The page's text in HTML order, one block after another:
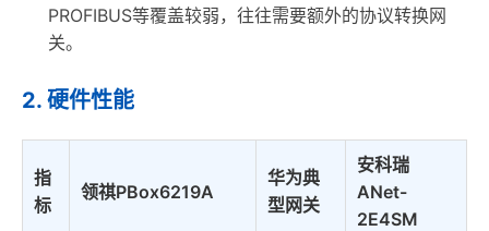
PROFIBUS等覆盖较弱，往往需要额外的协议转换网
关。
2. 硬件性能
指
标
领祺PBox6219A
华为典
型网关
安科瑞
ANet-
2E4SM